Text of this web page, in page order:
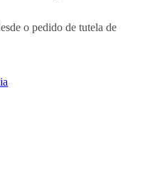
o pedido de tutela de